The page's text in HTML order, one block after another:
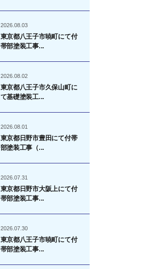
2026.08.03
東京都八王子市暁町にて付
帯部塗装工事...
2026.08.02
東京都八王子市久保山町に
て基礎塗装工...
2026.08.01
東京都日野市豊田にて付帯
部塗装工事（...
2026.07.31
東京都日野市大阪上にて付
帯部塗装工事...
2026.07.30
東京都八王子市暁町にて付
帯部塗装工事...